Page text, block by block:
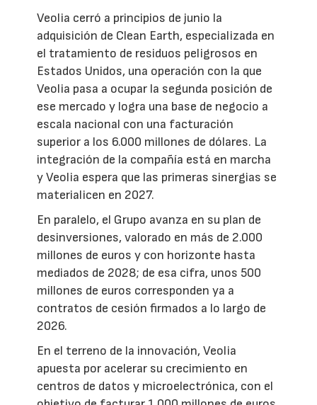
Veolia cerró a principios de junio la
adquisición de Clean Earth, especializada en
el tratamiento de residuos peligrosos en
Estados Unidos, una operación con la que
Veolia pasa a ocupar la segunda posición de
ese mercado y logra una base de negocio a
escala nacional con una facturación
superior a los 6.000 millones de dólares. La
integración de la compañía está en marcha
y Veolia espera que las primeras sinergias se
materialicen en 2027.
En paralelo, el Grupo avanza en su plan de
desinversiones, valorado en más de 2.000
millones de euros y con horizonte hasta
mediados de 2028; de esa cifra, unos 500
millones de euros corresponden ya a
contratos de cesión firmados a lo largo de
2026.
En el terreno de la innovación, Veolia
apuesta por acelerar su crecimiento en
centros de datos y microelectrónica, con el